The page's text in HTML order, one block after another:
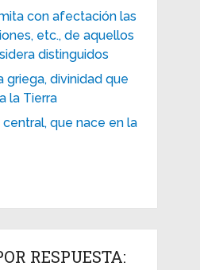
con afectación las
etc., de aquellos
distinguidos
griega, divinidad que
la Tierra
central, que nace en la
RESPUESTA: